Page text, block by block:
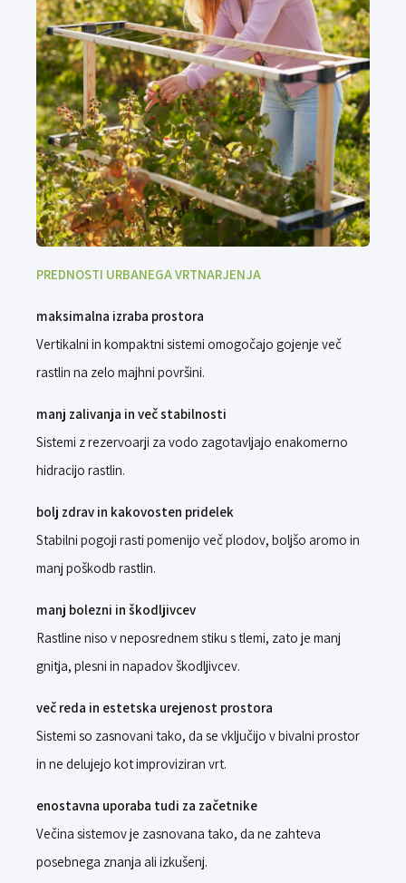
PREDNOSTI URBANEGA VRTNARJENJA
maksimalna izraba prostora
Vertikalni in kompaktni sistemi omogočajo gojenje več
rastlin na zelo majhni površini.
manj zalivanja in več stabilnosti
Sistemi z rezervoarji za vodo zagotavljajo enakomerno
hidracijo rastlin.
bolj zdrav in kakovosten pridelek
Stabilni pogoji rasti pomenijo več plodov, boljšo aromo in
manj poškodb rastlin.
manj bolezni in škodljivcev
Rastline niso v neposrednem stiku s tlemi, zato je manj
gnitja, plesni in napadov škodljivcev.
več reda in estetska urejenost prostora
Sistemi so zasnovani tako, da se vključijo v bivalni prostor
in ne delujejo kot improviziran vrt.
enostavna uporaba tudi za začetnike
Večina sistemov je zasnovana tako, da ne zahteva
posebnega znanja ali izkušenj.